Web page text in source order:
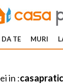
DA TE MURI
in :